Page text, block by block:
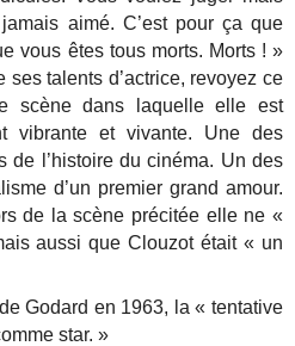
aimé. C’est pour ça que
vous êtes tous morts. Morts ! »
talents d’actrice, revoyez ce
scène dans laquelle elle est
vibrante et vivante. Une des
de l’histoire du cinéma. Un des
d’un premier grand amour.
de la scène précitée elle ne «
aussi que Clouzot était « un
de Godard en 1963, la « tentative
star. »